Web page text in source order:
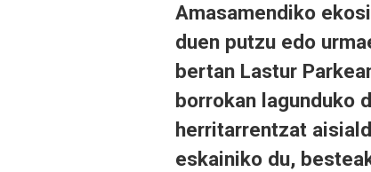
Amasamendiko
duen putzu edo
bertan Lastur
borrokan lagunduko
herritarrentzat
eskainiko du,